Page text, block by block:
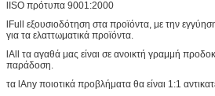
lISO πρότυπα 9001:2000
lFull εξουσιοδότηση στα προϊόντα, με την
για τα ελαττωματικά προϊόντα.
lAll τα αγαθά μας είναι σε ανοικτή γραμμή
παράδοση.
τα lAny ποιοτικά προβλήματα θα είναι 1:1